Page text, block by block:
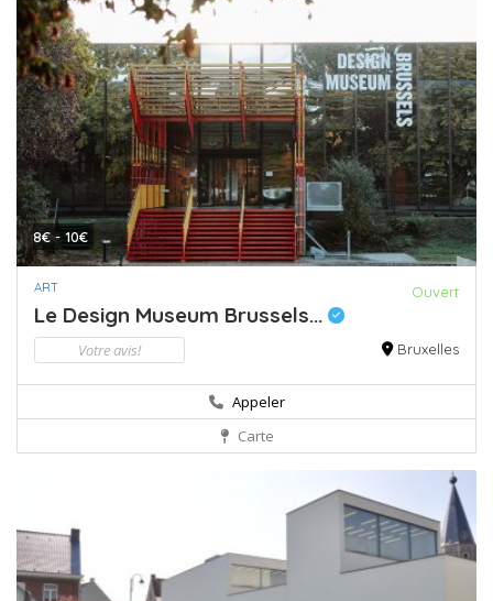
8€ - 10€
ART Ouvert
Le Design Museum Brussels...
Votre avis! Bruxelles
Appeler
Carte